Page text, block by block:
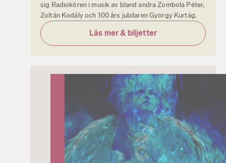
sig Radiokören i musik av bland andra Zombola Péter,
Zoltán Kodály och 100 års jubilaren György Kurtág.
Läs mer & biljetter